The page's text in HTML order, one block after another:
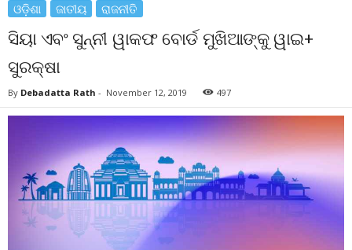
ଓଡ଼ିଶା ଜାତୀୟ ରାଜନୀତି
ସିୟା ଏବଂ ସୁନ୍ନୀ ୱାକଫ ବୋର୍ଡ ମୁଖିଆଙ୍କୁ ୱାଇ+
ସୁରକ୍ଷା
By Debadatta Rath - November 12, 2019 497